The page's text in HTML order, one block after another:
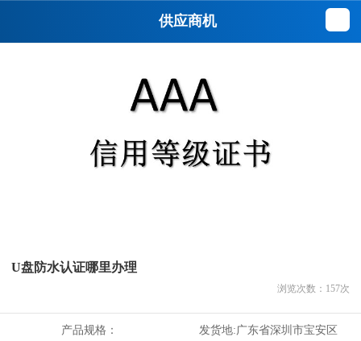
供应商机
U盘防水认证哪里办理
浏览次数： 157次
产品规格： 发货地:广东省深圳市宝安区